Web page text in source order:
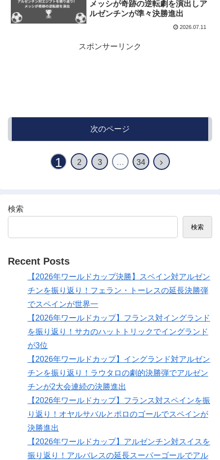
メッシが奇跡の逆転劇を演出しア
ルゼンチンが準々決勝進出
2026.07.11
スポンサーリンク
次のページ
1 2 3 … 34
検索
検索
Recent Posts
【2026年ワールドカップ決勝】スペイン対アルゼン
チンを振り返り！フェラン・トーレスの延長決勝弾
でスペインが世界一
【2026年ワールドカップ】フランス対イングランド
を振り返り！サカのハットトリックでイングランド
が3位
【2026年ワールドカップ】イングランド対アルゼン
チンを振り返り！ラウタロの劇的決勝弾でアルゼン
チンが2大会連続の決勝進出
【2026年ワールドカップ】フランス対スペインを振
り返り！オヤルサバルとポロのゴールでスペインが
決勝進出
【2026年ワールドカップ】アルゼンチン対スイスを
振り返り！アルバレスの延長スーパーゴールでアル